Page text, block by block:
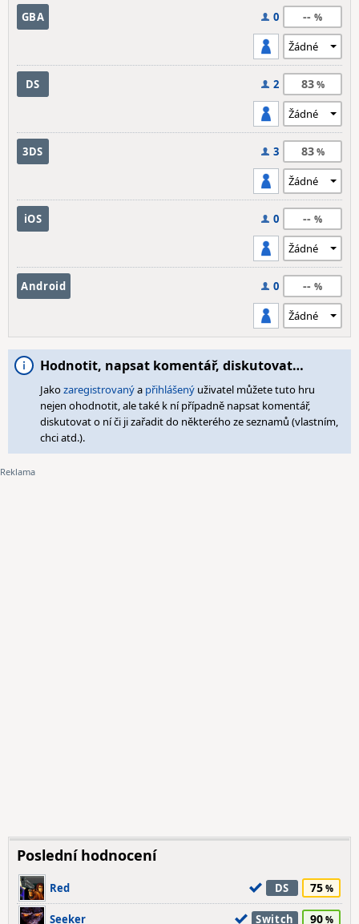
GBA 0 --
DS 2 83
3DS 3 83
iOS 0 --
Android 0 --
Hodnotit, napsat komentář, diskutovat…
Jakozaregistrovanýa přihlášený uživatel můžete tuto hru
nejen ohodnotit, ale také k ní případně napsat komentář,
diskutovat o ní či ji zařadit do některého ze seznamů (vlastním,
chci atd.).
Poslední hodnocení
Red DS 75
Seeker Switch 90